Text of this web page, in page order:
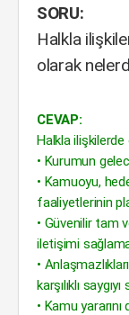
SORU:
Halkla
olarak
CEVAP:
Halkla ilişkilerde
• Kurumun
• Kamuoyu,
faaliyetlerinin
• Güvenilir tam
iletişimi
•
karşılıklı
• Kamu